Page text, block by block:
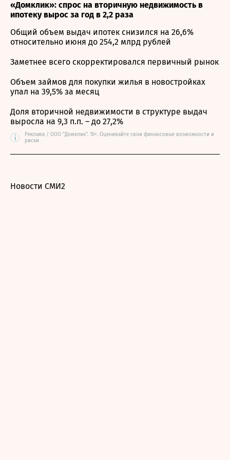
«Домклик»: спрос на вторичную недвижимость в
ипотеку вырос за год в 2,2 раза
Общий объем выдач ипотек снизился на 26,6%
относительно июня до 254,2 млрд рублей
Заметнее всего скорректировался первичный рынок
Объем займов для покупки жилья в новостройках
упал на 39,5% за месяц
Доля вторичной недвижимости в структуре выдач
выросла на 9,3 п.п. – до 27,2%
i
Реклама / ООО "Домклик". 16+. Оценивайте свои финансовые возможности и
риски
Новости СМИ2